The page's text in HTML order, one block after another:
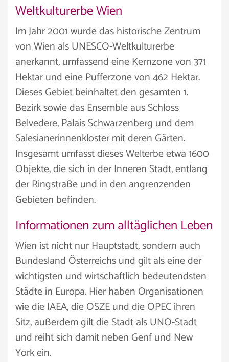
Weltkulturerbe Wien
Im Jahr 2001 wurde das historische Zentrum
von Wien als UNESCO-Weltkulturerbe
anerkannt, umfassend eine Kernzone von 371
Hektar und eine Pufferzone von 462 Hektar.
Dieses Gebiet beinhaltet den gesamten 1.
Bezirk sowie das Ensemble aus Schloss
Belvedere, Palais Schwarzenberg und dem
Salesianerinnenkloster mit deren Gärten.
Insgesamt umfasst dieses Welterbe etwa 1600
Objekte, die sich in der Inneren Stadt, entlang
der Ringstraße und in den angrenzenden
Gebieten befinden.
Informationen zum alltäglichen Leben
Wien ist nicht nur Hauptstadt, sondern auch
Bundesland Österreichs und gilt als eine der
wichtigsten und wirtschaftlich bedeutendsten
Städte in Europa. Hier haben Organisationen
wie die IAEA, die OSZE und die OPEC ihren
Sitz, außerdem gilt die Stadt als UNO-Stadt
und reiht sich damit neben Genf und New
York ein.